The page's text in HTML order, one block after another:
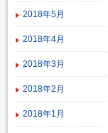
2018年5月
2018年4月
2018年3月
2018年2月
2018年1月